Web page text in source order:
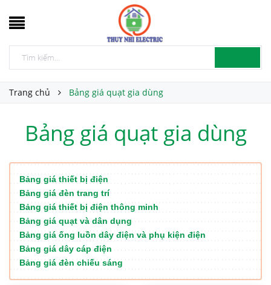
Trang chủ Bảng giá quạt gia dùng
Bảng giá quạt gia dùng
Bảng giá thiết bị điện
Bảng giá đèn trang trí
Bảng giá thiết bị điện thông minh
Bảng giá quạt và dân dụng
Bảng giá ống luồn dây điện và phụ kiện điện
Bảng giá dây cáp điện
Bảng giá đèn chiếu sáng